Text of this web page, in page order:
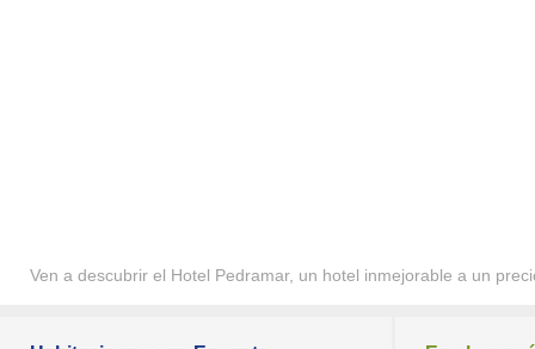
Ven a descubrir el Hotel Pedramar, un hotel inmejorable a un